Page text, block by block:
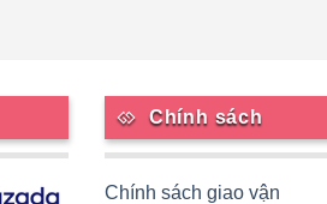
Chính sách
Chính sách giao vận